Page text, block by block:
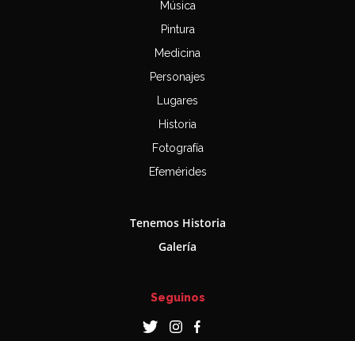
Música
Pintura
Medicina
Personajes
Lugares
Historia
Fotografía
Efemérides
Tenemos Historia
Galería
Seguinos